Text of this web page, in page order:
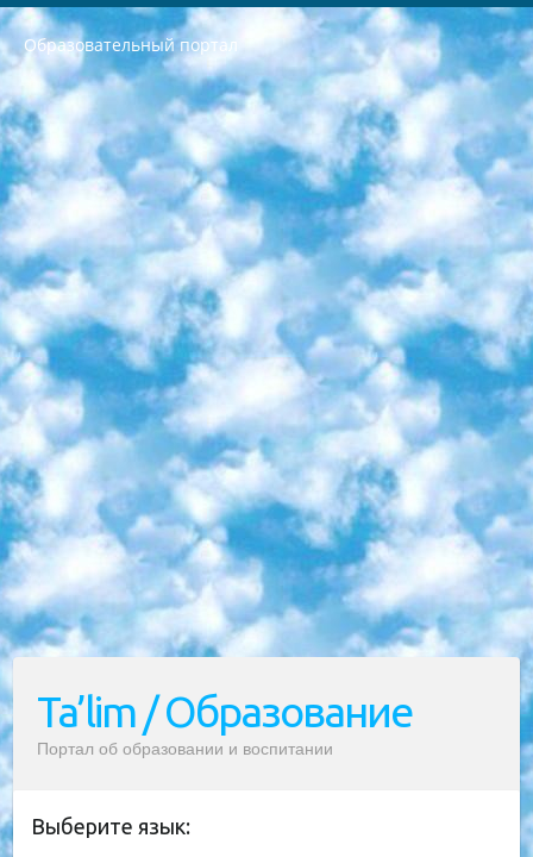
Образовательный портал
РЕСПУБЛИКА УЗБЕКИСТАН МИНИСТРЕРСТВО ДОШКОЛЬНОГО И ШКОЛЬНОГО ОБРАЗОВАНИЯ КОМАНДА в общеобразовательных учреждениях в 2023-2024 учебном году организация и проведение итоговой государственной аттестации обучающихся о Министра дошкольного и школьного образования Республики Узбекистан от 4 марта 2008 года (постановлением Минюста от 20 марта 2008 года № 1778 государственной регистрации) «Итоговое состояние учащихся общего среднего образования на основании положения об утверждении положения об аттестации общего среднего образования выпускной экзамен студентов в образовательных учреждениях в 2023-2024 учебном году В целях организации и прохождения аттестации приказываю: 1. Следующее: перечень предметов, по которым будет проводиться итоговая государственная аттестация и экзамен формы перевода согласно приложению 1; сертификаты международного образца, оценивающие уровень владения иностранными языками перечень согласно приложению 2; 2. Педагогический при специализированных образовательных учреждениях. научно-практический центр квалификации и международной оценки (Д.Давидова) 2024 г. До 25 марта: задания по предметам, по которым будет проводиться итоговая аттестация разработка и утверждение технических условий; итоговая аттестация на основании разработанного предметного задания разработка вопросов по предметам (устно и письменно), экзамен передача; общеобразовательные средние школы и специальные учебные заведения учащиеся выпускных классов школ и интернатов в агентской системе подготовка базы данных экзаменационных материалов и критериев оценки; перевод базы экзаменационных материалов на все языки обучения подать в Республиканский образовательный центр для изготовления; варианты экзаменов на основе разработанных контрольных материалов пусть будут поставлены задачи формирования. 3. Республиканский образовательный центр (Ш.Худайкулов) до 5 апреля 2024 года. до: база данных предоставленных экзаменационных материалов на все языки обучения перевод и экспертиза; для слепых, слабовидящих, глухих, слабослышащих и умственно отсталых детей учащиеся выпускных классов специализированных школ и школ-интернатов база данных экзаменационных материалов на всех преподаваемых языках подготовка критериев оценки; специализированные школы для умственно отсталых детей и технологии для учащихся выпускных классов школ-интернатов разработка соответствующих рекомендаций и критериев проведения ЕГЭ по естествознанию давать задания. 4. Педагогический при специализированных образовательных учреждениях. Научно-практический центр навыков и международной оценки (Д.Давидова), Республика образовательный центр (Худайкулов Ш.) итоговый государственный аттестационный экзамен ориентирован на творческое и логическое мышление при подготовке базы материалов учитывать введение заданий. 5. Следует отметить, что: сертификат государственного образца о знании общеобразовательного предмета и как минимум национальный уровень B1 по предметам на иностранных языках, указанным в Приложении 2. или международно признанный сертификат эквивалентного уровня студенты, изучающие определенный предмет, освобождаются от экзамена; по соответствующим предметам запланирована итоговая государственная аттестация за день до дня, путем жеребьевки Рабочей группой (в письменной форме по предметам, проводимым в форме) из числа сформированных вариантов выбрано 2 варианта; 2 выбранных варианта экзамена анонсированы на официальном сайте министерства и все выпускники по всей стране на основе этих вариантов проводит итоговую государственную аттестацию. 6. Государственное образование учащихся средних общеобразовательных учреждений. знания в соответствии с квалификационными требованиями, которые необходимо приобрести на основании стандартов итоговый (выпускной) контроль для 9 и 11 классов в целях тестирования Экзамены (далее – экзамены) состоят из предметов, перечисленных в приложении 1. будет сделано. 7. Экзамены пройдут с 26 мая по 15 июня 2024 г. (кроме науки физического воспитания). 8. Физическая для учащихся 9 классов общесредних образовательных учреждений. Экзамены по предмету «Образование, квалификация медицина» 1-6 мая 2024 года. сотрудники перевести под присмотр (с отклонениями в физическом или умственном развитии) специализированная школа для детей, школы-интернаты и со сколиозом школы-интернаты санаторного типа для больных детей исключены). 9. Он был слепым, слабовидящим и имел нарушения опорно-двигательного аппарата. экзамены в специализированных школах и интернатах для детей должны проводиться исходя из требований, предъявляемых к общеобразовательным учреждениям (физкультура кроме науки). 10. Специализированная школа для глухих и слабослышащих детей. и экзамены в интернатах и быть реализован в виде письменного теста по математике. 11. Специальность для умственно отсталых детей. Для 9 класса Родной язык и литературное письмо Государственный язык (язык обучения – узбекский). для неклассов) написано Математическое письмо Письменная/устная история Узбекистана Физическое воспитание практично Итоговый контроль Для 11 класса Написание родного языка и литературы (эссе) Математическое письмо Узбекский язык (обучение на узбекском языке) не посещающее общее среднее образование для учреждений)/Образовательное учреждение выбор письменный и устный Иностранный язык письменный/устный Письменная/устная история Узбекистана *По выбору студента:  Химия  Физика  Основы государственного права  География 10 бесплатных образовательных ресурсов - Мы составили подборку онлайн-проектов с интерактивными упражнениями, видеолекциями и статьями. Они помогут вам обрести новые и освежить старые знания бесплатно. 1. «ИНТУИТ» Старейшая образовательная площадка Рунета. Здесь вы найдёте сотни текстовых и видеокурсов на десятки различных тем — от программирования до психологии. Многие курсы подготовлены российскими университетами и крупными международными компаниями вроде Intel и Microsoft. Самостоятельное обучение бесплатное, но желающие могут оплатить услуги персональных наставников. 2. «Смартия» знакомит с актуальными профессиями и подсказывает, как им обучаться. Выбрав заинтересовавшую вас специальность — SMM-специалист, фотограф, веб-дизайнер или другую, — увидите список необходимых для неё умений. Чтобы вы могли освоить их самостоятельно, для каждого умения площадка отображает подборку ссылок на учебные материалы. Хотя «Смартия» ориентируется на русскоязычную аудиторию, часть контента всё же доступна только на английском. 3. «Лекторий Физтеха» Проект Московского физико-технического института (Физтеха). С его помощью вы можете смотреть онлайн серии лекций, записанные на видео в этом вузе. В числе доступных предметов — физика, биология, химия, информационные технологии и другие. К некоторым лекциям администрация ресурса прилагает готовые конспекты, которые можно скачивать в PDF-формате. 4. ITMOcourses Онлайн-площадка Санкт-Петербургского национального исследовательского университета информационных технологий, механики и оптики (ИТМО). Ресурс предоставляет свободный доступ к курсам, разработанным в этом вузе. Каталог материалов разбит на четыре категории: «Оптические системы и технологии», «Приборостроение и робототехника», «Информационные технологии» и «Биотехнологии». Курсы состоят из видеолекций, интерактивных демонстраций и заданий. 5. «КиберЛенинка» Электронная научная библиотека открытого доступа. Каталог площадки регулярно обрастает текстами статей из различных научных изданий. Сгруппированные по журналам и рубрикам публикации можно читать онлайн или скачивать целиком в PDF-формате. Проект нацелен на популяризацию науки за счёт открытого доступа к качественной информации. 6. «ПостНаука» На этом ресурсе публикуют подборки видеолекций, составленные экспертами из разных отраслей и объединённые общими темами. Среди них, к примеру, есть серии «Биоинформатика и геномика», «Культура средневековой Скандинавии» и Cinema Studies о теории кино. Каждая подборка лекций — логически связанная история, рассказанная экспертом от первого лица. Кроме того, на сайте появляются научно-образовательные статьи и тесты на разные темы. 7. «Newочём» Команда проекта «Newочём» отбирает самые интересные тексты из англоязычных СМИ и переводит те из них, за которые голосуют участники сообщества «ВКонтакте». По большей части это научно-популярные статьи. Редакторы придумывают лишь заголовки, в остальном содержание переводов соответствует оригиналам. Полные тексты можно читать прямо в социальной сети. 8. InternetUrok Онлайн-база материалов по основным дисциплинам школьной программы. Информация на сайте структурирована по классам, предметам и темам (урокам). Каждый урок состоит из видеолекций и конспектов. Есть также интерактивные тренажёры и тесты для закрепления пройденного материала. Даже если вы давно окончили школу, возможность повторить программу старших классов всегда может пригодиться. 9. Edutainme Ещё один ресурс об образовании. В отличие от Newtonew, как мне кажется, Edutainme больше ориентируется на представителей индустрии: педагогов, предпринимателей, разработчиков образовательных проектов. Но и любой, кто просто стремится к саморазвитию, найдёт на сайте много полезного и интересного для себя. Например, информацию о новых курсах и образовательных сервисах. 10. Newtonew Онлайн-медиа об образовании и обучении в широком смысле. Авторы Newtonew пишут об инструментах, заведениях, тактиках и стратегиях, которые помогают учить других и получать новые знания самостоятельно. На этой площадке вы найдёте новости, обзоры, аналитические мат
Ta’lim / Образование
Портал об образовании и воспитании
Выберите язык: